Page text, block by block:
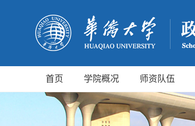
首页 学院概况 师资队伍